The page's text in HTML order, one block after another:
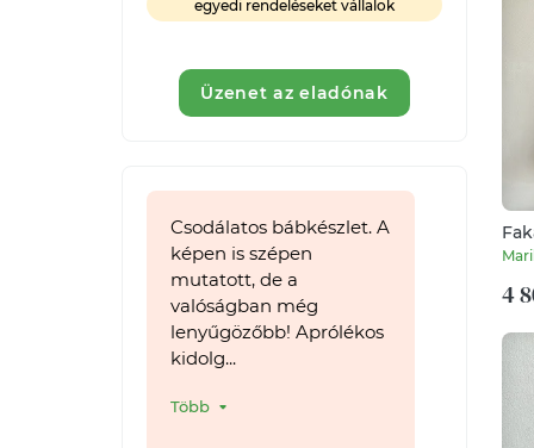
egyedi rendeléseket vállalok
Üzenet az eladónak
Csodálatos bábkészlet. A
képen is szépen
mutatott, de a
valóságban még
lenyűgözőbb! Aprólékos
kidolg...
Több
cm
4